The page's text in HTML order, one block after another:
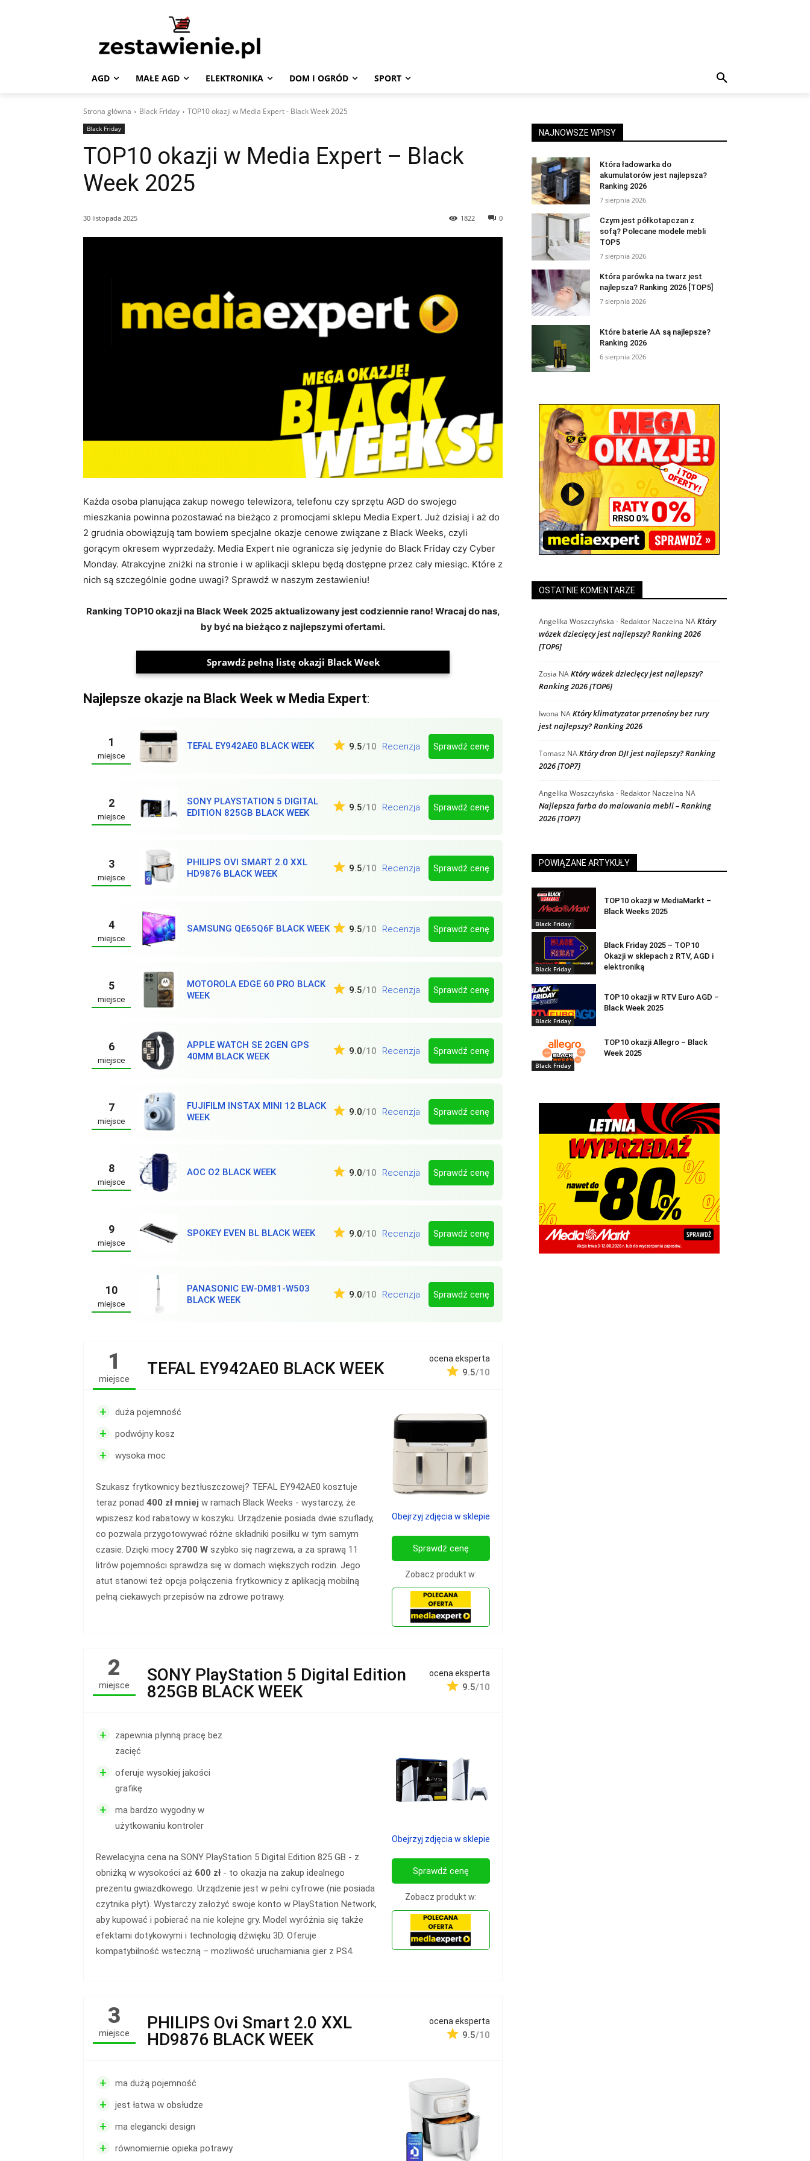
AGD MAŁE AGD ELEKTRONIKA DOM I OGRÓD SPORT
Strona główna Black Friday TOP10 okazji w Media Expert - Black Week 2025
Black Friday
TOP10 okazji w Media Expert – Black
Week 2025
30 listopada 2025 0
1822
Każda osoba planująca zakup nowego telewizora, telefonu czy sprzętu AGD do swojego
mieszkania powinna pozostawać na bieżąco z promocjami sklepu Media Expert. Już dzisiaj i aż do
2 grudnia obowiązują tam bowiem specjalne okazje cenowe związane z Black Weeks, czyli
gorącym okresem wyprzedaży. Media Expert nie ogranicza się jedynie do Black Friday czy Cyber
Monday. Atrakcyjne zniżki na stronie i w aplikacji sklepu będą dostępne przez cały miesiąc. Które z
nich są szczególnie godne uwagi? Sprawdź w naszym zestawieniu!
Ranking TOP10 okazji na Black Week 2025 aktualizowany jest codziennie rano! Wracaj do nas,
by być na bieżąco z najlepszymi ofertami.
Sprawdź pełną listę okazji Black Week
Najlepsze okazje na Black Week w Media Expert:
1
miejsce
TEFAL EY942AE0 BLACK WEEK 9.5/10 Recenzja Sprawdź cenę
2
miejsce
SONY PLAYSTATION 5 DIGITAL
EDITION 825GB BLACK WEEK
9.5/10 Recenzja Sprawdź cenę
3
miejsce
PHILIPS OVI SMART 2.0 XXL
HD9876 BLACK WEEK
9.5/10 Recenzja Sprawdź cenę
4
miejsce
SAMSUNG QE65Q6F BLACK WEEK 9.5/10 Recenzja Sprawdź cenę
5
miejsce
MOTOROLA EDGE 60 PRO BLACK
WEEK
9.5/10 Recenzja Sprawdź cenę
6
miejsce
APPLE WATCH SE 2GEN GPS
40MM BLACK WEEK
9.0/10 Recenzja Sprawdź cenę
7
miejsce
FUJIFILM INSTAX MINI 12 BLACK
WEEK
9.0/10 Recenzja Sprawdź cenę
8
miejsce
AOC O2 BLACK WEEK 9.0/10 Recenzja Sprawdź cenę
9
miejsce
SPOKEY EVEN BL BLACK WEEK 9.0/10 Recenzja Sprawdź cenę
10
miejsce
PANASONIC EW-DM81-W503
BLACK WEEK
9.0/10 Recenzja Sprawdź cenę
1
miejsce
TEFAL EY942AE0 BLACK WEEK ocena eksperta
9.5/10
+ duża pojemność
+ podwójny kosz
+ wysoka moc
Szukasz frytkownicy beztłuszczowej? TEFAL EY942AE0 kosztuje
teraz ponad 400 zł mniej w ramach Black Weeks - wystarczy, że
wpiszesz kod rabatowy w koszyku. Urządzenie posiada dwie szuflady,
co pozwala przygotowywać różne składniki posiłku w tym samym
czasie. Dzięki mocy 2700 W szybko się nagrzewa, a za sprawą 11
litrów pojemności sprawdza się w domach większych rodzin. Jego
atut stanowi też opcja połączenia frytkownicy z aplikacją mobilną
pełną ciekawych przepisów na zdrowe potrawy.
Obejrzyj zdjęcia w sklepie
Sprawdź cenę
Zobacz produkt w:
2
miejsce
SONY PlayStation 5 Digital Edition
825GB BLACK WEEK
ocena eksperta
9.5/10
+
zapewnia płynną pracę bez
zacięć
+
oferuje wysokiej jakości
grafikę
+
ma bardzo wygodny w
użytkowaniu kontroler
Rewelacyjna cena na SONY PlayStation 5 Digital Edition 825 GB - z
obniżką w wysokości aż 600 zł - to okazja na zakup idealnego
prezentu gwiazdkowego. Urządzenie jest w pełni cyfrowe (nie posiada
czytnika płyt). Wystarczy założyć swoje konto w PlayStation Network,
aby kupować i pobierać na nie kolejne gry. Model wyróżnia się także
efektami dotykowymi i technologią dźwięku 3D. Oferuje
kompatybilność wsteczną – możliwość uruchamiania gier z PS4.
Obejrzyj zdjęcia w sklepie
Sprawdź cenę
Zobacz produkt w:
3
miejsce
PHILIPS Ovi Smart 2.0 XXL
HD9876 BLACK WEEK
ocena eksperta
9.5/10
+ ma dużą pojemność
+ jest łatwa w obsłudze
+ ma elegancki design
+ równomiernie opieka potrawy
NAJNOWSZE WPISY
Która ładowarka do
akumulatorów jest najlepsza?
Ranking 2026
7 sierpnia 2026
Czym jest półkotapczan z
sofą? Polecane modele mebli
TOP5
7 sierpnia 2026
Która parówka na twarz jest
najlepsza? Ranking 2026 [TOP5]
7 sierpnia 2026
Które baterie AA są najlepsze?
Ranking 2026
6 sierpnia 2026
OSTATNIE KOMENTARZE
Angelika Woszczyńska - Redaktor Naczelna NAKtóry
wózek dziecięcy jest najlepszy? Ranking 2026
[TOP6]
Zosia NAKtóry wózek dziecięcy jest najlepszy?
Ranking 2026 [TOP6]
Iwona NAKtóry klimatyzator przenośny bez rury
jest najlepszy? Ranking 2026
Tomasz NAKtóry dron DJI jest najlepszy? Ranking
2026 [TOP7]
Angelika Woszczyńska - Redaktor Naczelna NA
Najlepsza farba do malowania mebli – Ranking
2026 [TOP7]
POWIĄZANE ARTYKUŁY
Black Friday
TOP10 okazji w MediaMarkt –
Black Weeks 2025
Black Friday
Black Friday 2025 – TOP10
Okazji w sklepach z RTV, AGD i
elektroniką
Black Friday
TOP10 okazji w RTV Euro AGD –
Black Week 2025
Black Friday
TOP10 okazji Allegro – Black
Week 2025